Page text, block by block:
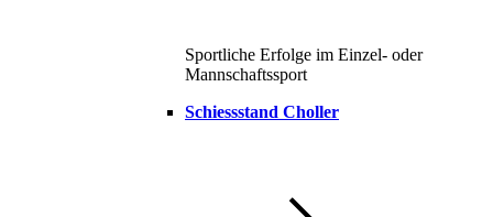
Sportliche Erfolge im Einzel- oder
Mannschaftssport
Schiessstand Choller